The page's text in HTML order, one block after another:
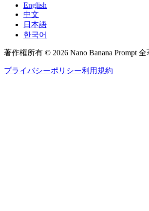
English
中文
日本語
한국어
著作権所有 © 2026 Nano Banana Prompt 全
プライバシーポリシー利用規約